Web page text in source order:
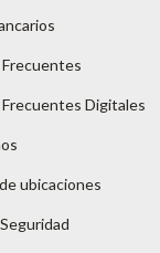
Digitales
ubicaciones